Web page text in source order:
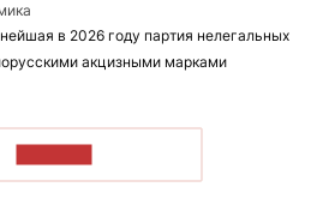
в 2026 году партия нелегальных
акцизными марками